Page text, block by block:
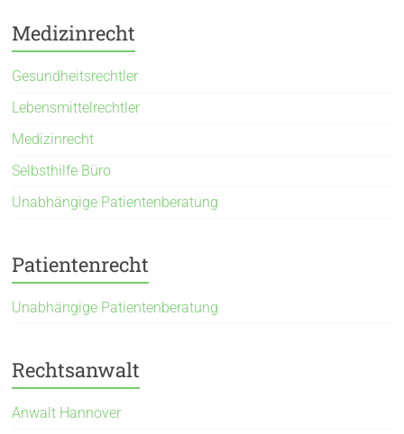
Medizinrecht
Gesundheitsrechtler
Lebensmittelrechtler
Medizinrecht
Selbsthilfe Büro
Unabhängige Patientenberatung
Patientenrecht
Unabhängige Patientenberatung
Rechtsanwalt
Anwalt Hannover